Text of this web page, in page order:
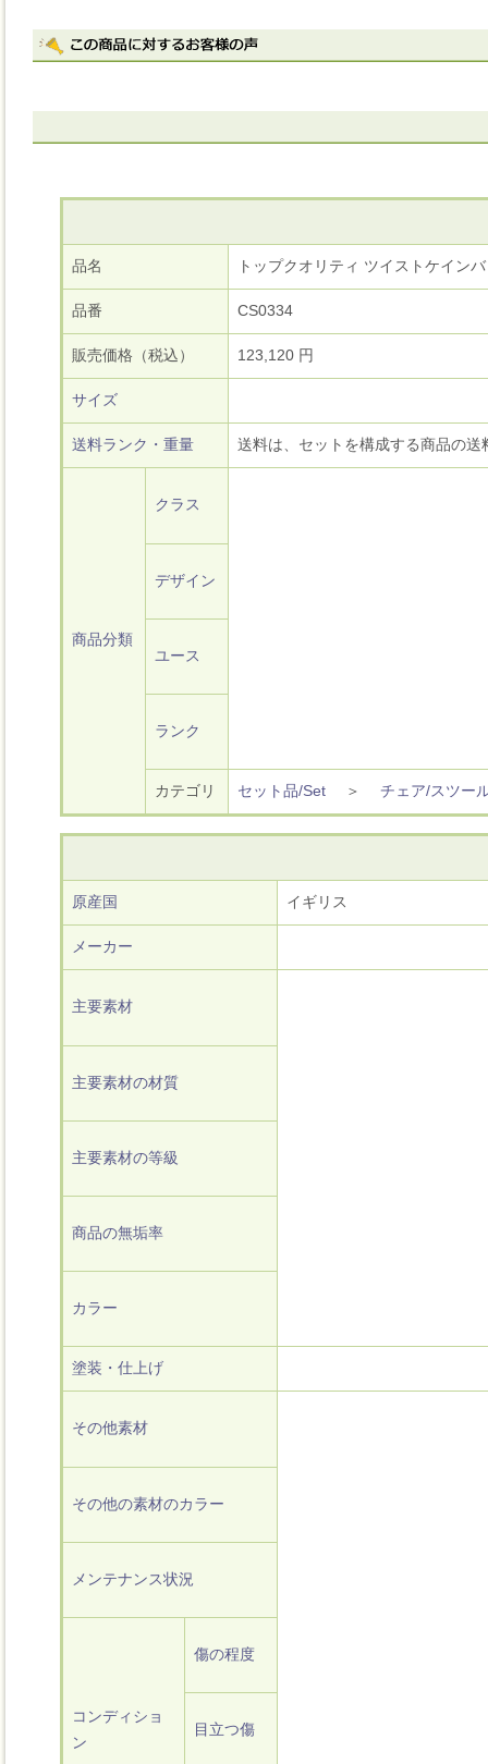
品名 トップクオリティ ツイストケイン
品番 CS0334
販売価格（税込） 123,120 円
サイズ
送料ランク・重量 送料は、セットを構成する商品の
商品分類
クラス
デザイン
ユース
ランク
カテゴリ セット品/Set ＞ チェア/スツー
原産国 イギリス
メーカー
主要素材
主要素材の材質
主要素材の等級
商品の無垢率
カラー
塗装・仕上げ
その他素材
その他の素材のカラー
メンテナンス状況
コンディショ
ン
傷の程度
目立つ傷